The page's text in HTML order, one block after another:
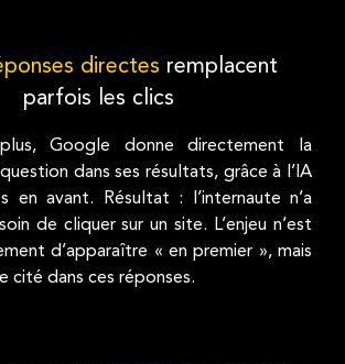
directes remplacent
parfois les clics
Google donne directement la
dans ses résultats, grâce à l’IA
en avant. Résultat : l’internaute n’a
de cliquer sur un site. L’enjeu n’est
d’apparaître « en premier », mais
cité dans ces réponses.